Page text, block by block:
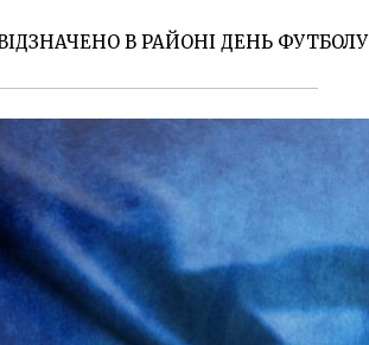
В РАЙОНІ ДЕНЬ ФУТБОЛУ